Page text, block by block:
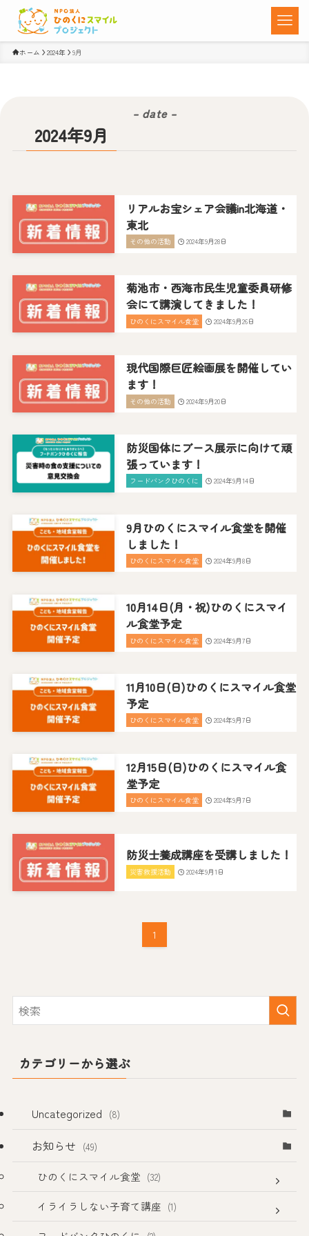
ホーム 2024年 9月
2024年9月
– date –
リアルお宝シェア会議in北海道・
東北
2024年9月28日
その他の活動
菊池市・西海市民生児童委員研修
会にて講演してきました！
2024年9月26日
ひのくにスマイル食堂
現代国際巨匠絵画展を開催してい
ます！
2024年9月20日
その他の活動
防災国体にブース展示に向けて頑
張っています！
2024年9月14日
フードバンクひのくに
9月ひのくにスマイル食堂を開催
しました！
2024年9月8日
ひのくにスマイル食堂
10月14日(月・祝)ひのくにスマイ
ル食堂予定
2024年9月7日
ひのくにスマイル食堂
11月10日(日)ひのくにスマイル食堂
予定
2024年9月7日
ひのくにスマイル食堂
12月15日(日)ひのくにスマイル食
堂予定
2024年9月7日
ひのくにスマイル食堂
防災士養成講座を受講しました！
2024年9月1日
災害救援活動
1
カテゴリーから選ぶ
Uncategorized (8)
お知らせ (49)
ひのくにスマイル食堂 (32)
イライラしない子育て講座 (1)